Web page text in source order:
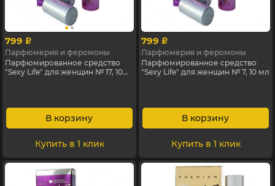
799 p
Парфюмерия и феромоны
Парфюмированное средство
"Sexy Life" для женщин № 17, 10
В корзину
Купить в 1 клик
799 p
Парфюмерия и феромоны
Парфюмированное средство
"Sexy Life" для женщин № 7, 10 мл
В корзину
Купить в 1 клик